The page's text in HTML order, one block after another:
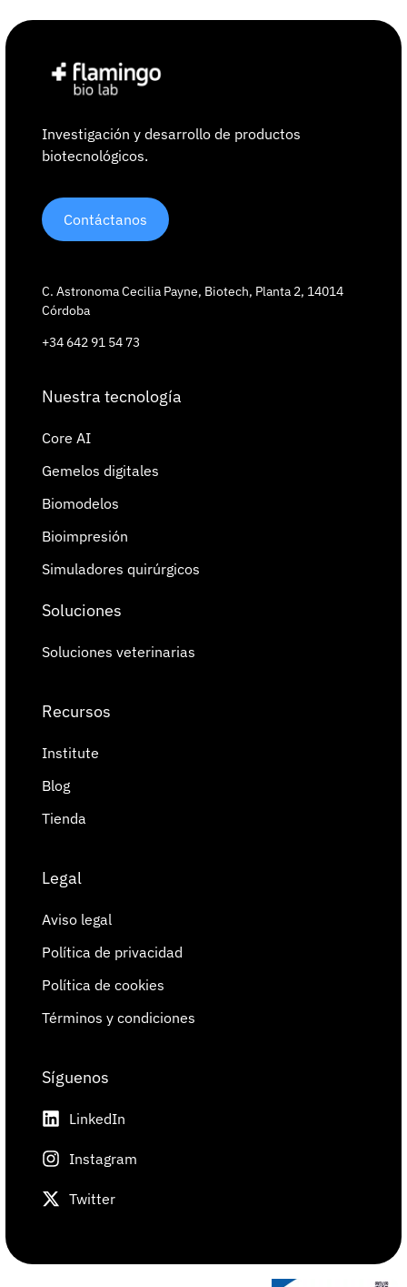
Investigación y desarrollo de productos
biotecnológicos.
Contáctanos
C. Astronoma Cecilia Payne, Biotech, Planta 2, 14014
Córdoba
+34 642 91 54 73
Nuestra tecnología
Core AI
Gemelos digitales
Biomodelos
Bioimpresión
Simuladores quirúrgicos
Soluciones
Soluciones veterinarias
Recursos
Institute
Blog
Tienda
Legal
Aviso legal
Política de privacidad
Política de cookies
Términos y condiciones
Síguenos
LinkedIn
Instagram
Twitter